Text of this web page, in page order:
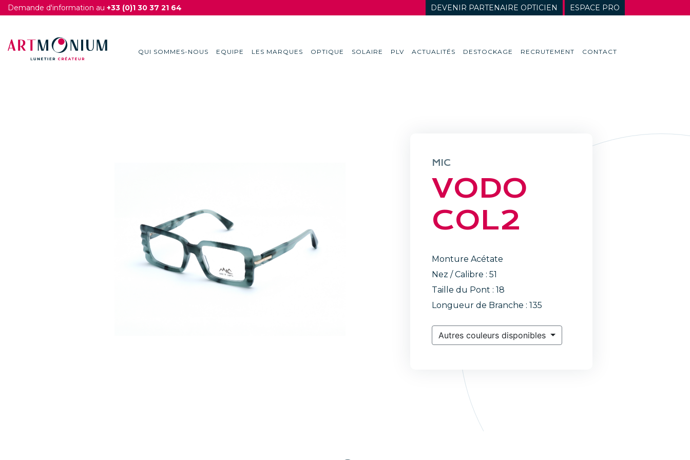
Demande d'information au +33 (0)1 30 37 21 64 DEVENIR PARTENAIRE OPTICIEN ESPACE PRO
QUI SOMMES-NOUS EQUIPE LES MARQUES OPTIQUE SOLAIRE PLV ACTUALITÉS DESTOCKAGE RECRUTEMENT CONTACT
MIC
VODO
COL2
Monture Acétate
Nez / Calibre : 51
Taille du Pont : 18
Longueur de Branche : 135
Autres couleurs disponibles